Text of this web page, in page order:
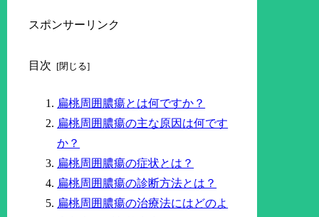
スポンサーリンク
目次
扁桃周囲膿瘍とは何ですか？
扁桃周囲膿瘍の主な原因は何です
か？
扁桃周囲膿瘍の症状とは？
扁桃周囲膿瘍の診断方法とは？
扁桃周囲膿瘍の治療法にはどのよ